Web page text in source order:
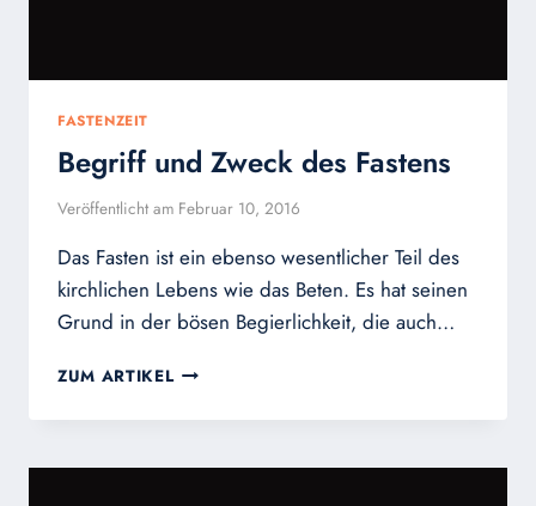
FASTENZEIT
Begriff und Zweck des Fastens
Veröffentlicht am Februar 10, 2016
Das Fasten ist ein ebenso wesentlicher Teil des
kirchlichen Lebens wie das Beten. Es hat seinen
Grund in der bösen Begierlichkeit, die auch…
ZUM ARTIKEL BEGRIFF
ZWECK
FASTENS